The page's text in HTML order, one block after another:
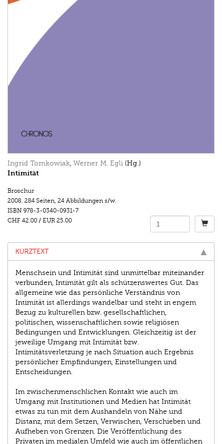
Ingrid Tomkowiak, Werner M. Egli (Hg.)
Intimität
Broschur
2008. 284 Seiten, 24 Abbildungen s/w.
ISBN 978-3-0340-0931-7
CHF 42.00 / EUR 25.00
KURZTEXT
Menschsein und Intimität sind unmittelbar miteinander
verbunden, Intimität gilt als schützenswertes Gut. Das
allgemeine wie das persönliche Verständnis von
Intimität ist allerdings wandelbar und steht in engem
Bezug zu kulturellen bzw. gesellschaftlichen,
politischen, wissenschaftlichen sowie religiösen
Bedingungen und Entwicklungen. Gleichzeitig ist der
jeweilige Umgang mit Intimität bzw.
Intimitätsverletzung je nach Situation auch Ergebnis
persönlicher Empfindungen, Einstellungen und
Entscheidungen.
Im zwischenmenschlichen Kontakt wie auch im
Umgang mit Institutionen und Medien hat Intimität
etwas zu tun mit dem Aushandeln von Nähe und
Distanz, mit dem Setzen, Verwischen, Verschieben und
Aufheben von Grenzen. Die Veröffentlichung des
Privaten im medialen Umfeld wie auch im öffentlichen